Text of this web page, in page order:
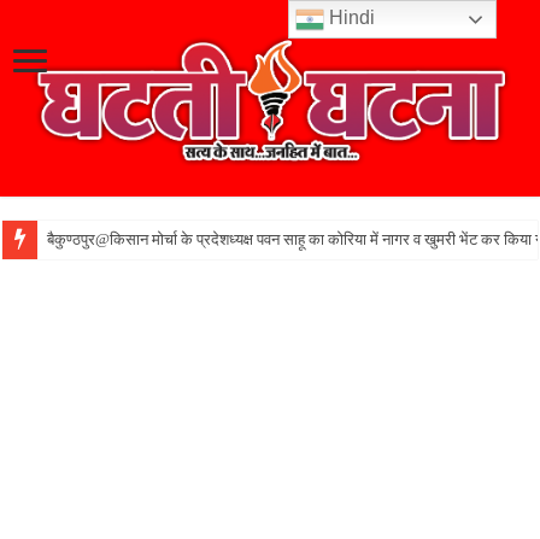
बैकुण्ठपुर@किसान मोर्चा के प्रदेशध्यक्ष पवन साहू का कोरिया में नागर व खुमरी भेंट कर किया
Hindi